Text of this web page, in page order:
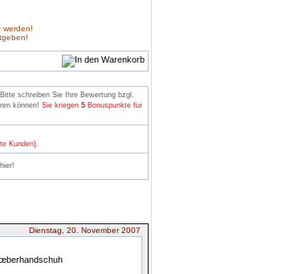
werden!
schreiben Sie Ihre Bewertung bzgl.
können! Sie kriegen 5 Bonuspunkte für
Kunden).
Dienstag, 20. November 2007